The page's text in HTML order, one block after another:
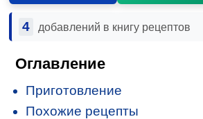
4 добавлений в книгу рецептов
Оглавление
Приготовление
Похожие рецепты